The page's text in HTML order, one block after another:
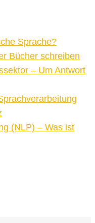
Sprache?
Bücher schreiben
– Um Antwort
(NLP) – Was ist